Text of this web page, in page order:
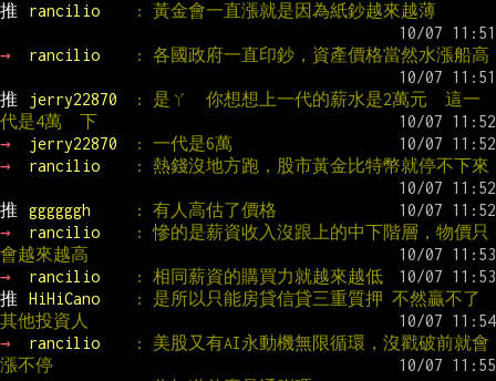
推 rancilio : 黃金會一直漲就是因為紙鈔越來越薄
→ rancilio : 各國政府一直印鈔，資產價格當然水漲船高
推 jerry22870
: 是ㄚ  你想想上一代的薪水是2萬元  這一
代是4萬  下
→
jerry22870
: 一代是6萬
→
rancilio : 熱錢沒地方跑，股市黃金比特幣就停不下來
推 ggggggh
: 有人高估了價格
→
rancilio
: 慘的是薪資收入沒跟上的中下階層，物價只
會越來越高
→
rancilio
: 相同薪資的購買力就越來越低
推
HiHiCano
: 是所以只能房貸信貸三重質押 不然贏不了
其他投資人
→
rancilio
: 美股又有AI永動機無限循環，沒戳破前就會
漲不停